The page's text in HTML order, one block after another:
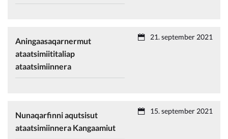
Aningaasaqarnermut
ataatsimiititaliap
ataatsimiinnera
21. september 2021
Nunaqarfinni aqutsisut
ataatsimiinnera Kangaamiut
15. september 2021